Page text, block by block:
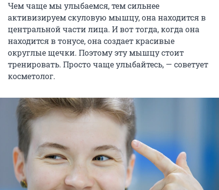
Чем чаще мы улыбаемся, тем сильнее
активизируем скуловую мышцу, она находится в
центральной части лица. И вот тогда, когда она
находится в тонусе, она создает красивые
округлые щечки. Поэтому эту мышцу стоит
тренировать. Просто чаще улыбайтесь, — советует
косметолог.